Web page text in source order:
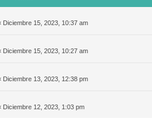
Diciembre 15, 2023, 10:37 am
Diciembre 15, 2023, 10:27 am
Diciembre 13, 2023, 12:38 pm
Diciembre 12, 2023, 1:03 pm